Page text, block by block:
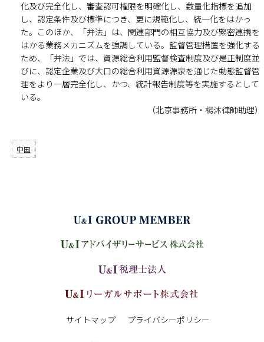
化及び完全化し、審査認可権限を明確化し、数量化指標を追加
し、認定条件及び標準につき、更に規範化し、統一化をはかっ
た。このほか、「弁法」は、関連部門の相互協力及び緊密連携を
はかる業務メカニズムを強調している。監督管理措置を強化する
ため、「弁法」では、資源総合利用監督検査制度及び是正制度並
びに、認定企業及び大口の総合利用資源源泉を通じた動態監督管
理をより一層完全化し、かつ、統計報告制度等を実施するとして
いる。
（北京事務所・楊沐律師助理）
中国
サイトマップ プライバシーポリシー